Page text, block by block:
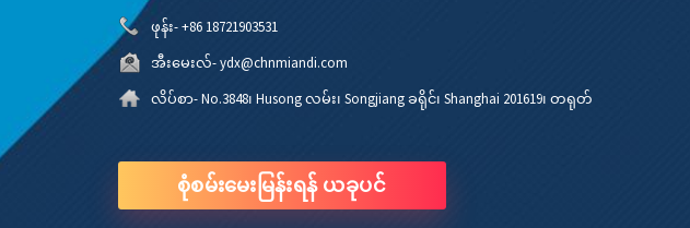
ဖုန်း- +86 18721903531
အီးမေးလ်- ydx@chnmiandi.com
လိပ်စာ- No.3848၊ Husong လမ်း၊ Songjiang ခရိုင်၊ Shanghai 201619၊ တရုတ်
စုံစမ်းမေးမြန်းရန် ယခုပင်